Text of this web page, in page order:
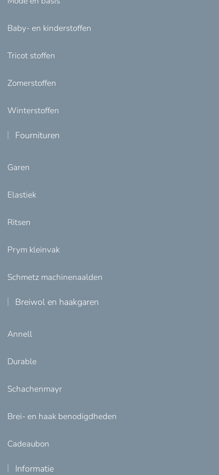
Baby- en kinderstoffen
Tricot stoffen
Zomerstoffen
Winterstoffen
Fournituren
Garen
Elastiek
Ritsen
Prym kleinvak
Schmetz machinenaalden
Breiwol en haakgaren
Annell
Durable
Schachenmayr
Brei- en haak benodigdheden
Cadeaubon
Informatie